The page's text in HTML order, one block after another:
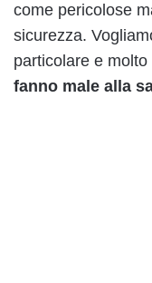
come pericolose
sicurezza.
particolare e molto
fanno male alla